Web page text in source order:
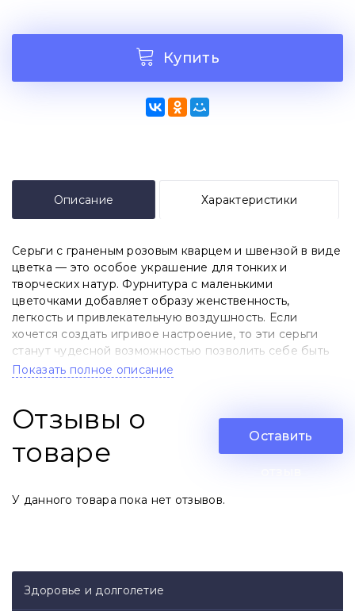
Здоровье и долголетие
Купить
Описание Характеристики
Серьги с граненым розовым кварцем и швензой в виде
цветка — это особое украшение для тонких и
творческих натур. Фурнитура с маленькими
цветочками добавляет образу женственность,
легкость и привлекательную воздушность. Если
хочется создать игривое настроение, то эти серьги
станут чудесной возможностью позволить себе быть
настоящей.
себе, раскрыть к себе нежное отношение, к
окружающим, поможет зарядиться творчеством.
Небольшие правила ухода за изделием помогут
дезодоранта или крема. Фурнитура и камни могут
потерять свой цвет.
Показать полное описание
Отзывы о
товаре
Оставить
У данного товара пока нет отзывов.